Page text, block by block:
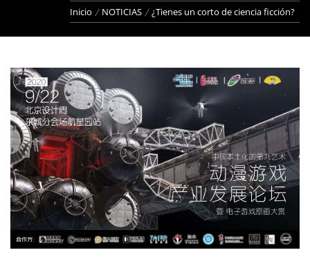
Inicio NOTICIAS ¿Tienes un corto de ciencia ficción?